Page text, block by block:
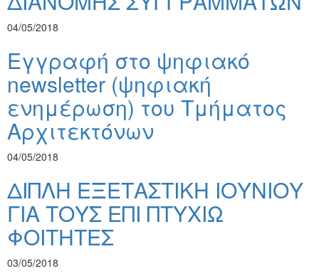
04/05/2018
Εγγραφή στο ψηφιακό
newsletter (ψηφιακή
ενημέρωση) του Τμήματος
Αρχιτεκτόνων
04/05/2018
ΔΙΠΛΗ ΕΞΕΤΑΣΤΙΚΗ ΙΟΥΝΙΟΥ
ΓΙΑ ΤΟΥΣ ΕΠΙ ΠΤΥΧΙΩ
ΦΟΙΤΗΤΕΣ
03/05/2018